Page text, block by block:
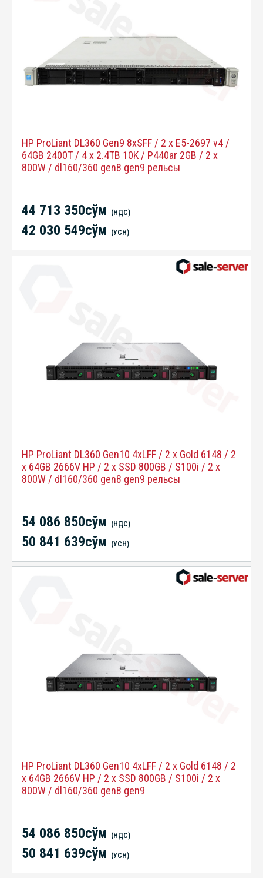
HP ProLiant DL360 Gen9 8xSFF / 2 x E5-2697 v4 /
64GB 2400T / 4 x 2.4TB 10K / P440ar 2GB / 2 x
800W / dl160/360 gen8 gen9 рельсы
44 713 350сўм (НДС)
42 030 549сўм (УСН)
HP ProLiant DL360 Gen10 4xLFF / 2 x Gold 6148 / 2
x 64GB 2666V HP / 2 x SSD 800GB / S100i / 2 x
800W / dl160/360 gen8 gen9 рельсы
54 086 850сўм (НДС)
50 841 639сўм (УСН)
HP ProLiant DL360 Gen10 4xLFF / 2 x Gold 6148 / 2
x 64GB 2666V HP / 2 x SSD 800GB / S100i / 2 x
800W / dl160/360 gen8 gen9
54 086 850сўм (НДС)
50 841 639сўм (УСН)